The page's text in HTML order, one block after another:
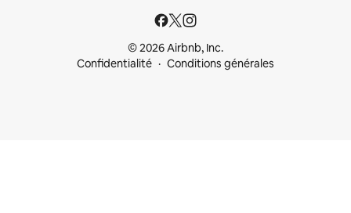
© 2026 Airbnb, Inc.
Confidentialité
Conditions générales